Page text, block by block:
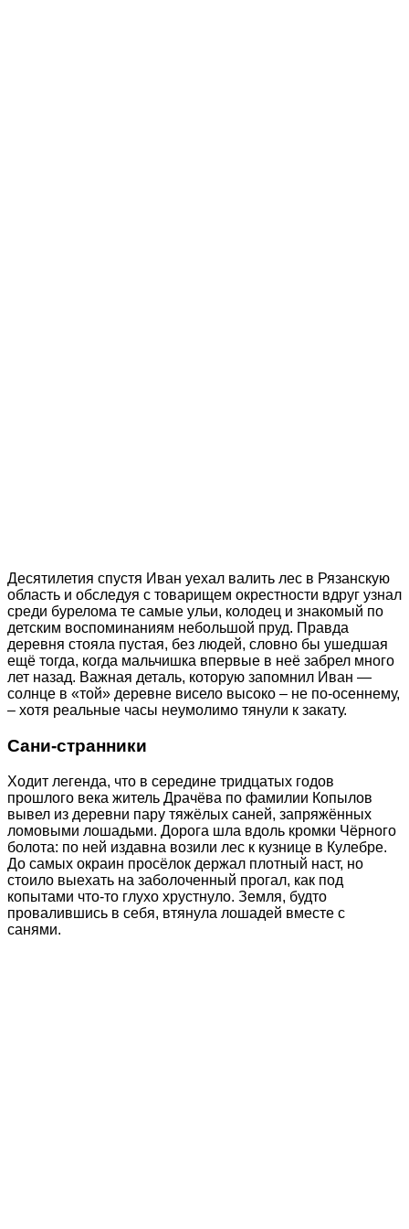
Десятилетия спустя Иван уехал валить лес в Рязанскую
область и обследуя с товарищем окрестности вдруг узнал
среди бурелома те самые ульи, колодец и знакомый по
детским воспоминаниям небольшой пруд. Правда
деревня стояла пустая, без людей, словно бы ушедшая
ещё тогда, когда мальчишка впервые в неё забрел много
лет назад. Важная деталь, которую запомнил Иван —
солнце в «той» деревне висело высоко – не по-осеннему,
‒ хотя реальные часы неумолимо тянули к закату.
Сани-странники
Ходит легенда, что в середине тридцатых годов
прошлого века житель Драчёва по фамилии Копылов
вывел из деревни пару тяжёлых саней, запряжённых
ломовыми лошадьми. Дорога шла вдоль кромки Чёрного
болота: по ней издавна возили лес к кузнице в Кулебре.
До самых окраин просёлок держал плотный наст, но
стоило выехать на заболоченный прогал, как под
копытами что-то глухо хрустнуло. Земля, будто
провалившись в себя, втянула лошадей вместе с
санями.